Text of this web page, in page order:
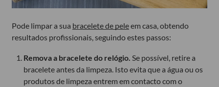
Pode limpar a sua bracelete de peleem casa, obtendo
resultados profissionais, seguindo estes passos:
Remova a bracelete do relógio. Se possível, retire a
bracelete antes da limpeza. Isto evita que a água ou os
produtos de limpeza entrem em contacto com o